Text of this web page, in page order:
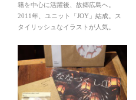
籍を中心に活躍後、故郷広島へ。
2011年、ユニット「JOY」結成。ス
タイリッシュなイラストが人気。